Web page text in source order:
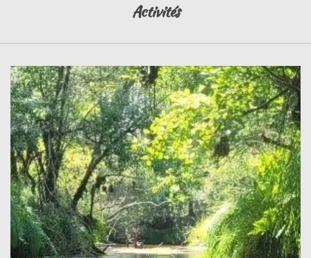
Activités